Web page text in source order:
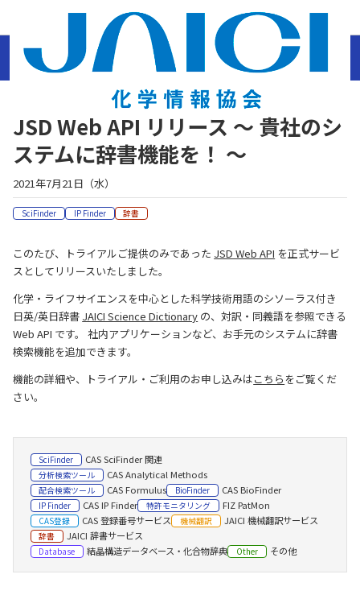
ホーム 製品情報 2021年
JSD Web API リリース ～ 貴社のシステムに
辞書機能を！ ～
JSD Web API リリース ～ 貴社のシ
ステムに辞書機能を！ ～
2021年7月21日（水）
SciFinder IP Finder 辞書
このたび、トライアルご提供のみであった JSD Web API を正式サービ
スとしてリリースいたしました。
化学・ライフサイエンスを中心とした科学技術用語のシソーラス付き
日英/英日辞書 JAICI Science Dictionary の、対訳・同義語を参照できる
Web API です。 社内アプリケーションなど、お手元のシステムに辞書
検索機能を追加できます。
機能の詳細や、トライアル・ご利用のお申し込みはこちら をご覧くだ
さい。
SciFinder CAS SciFinder 関連
分析検索ツール CAS Analytical Methods
配合検索ツール CAS Formulus BioFinder CAS BioFinder
IP Finder CAS IP Finder 特許モニタリング FIZ PatMon
CAS登録 CAS 登録番号サービス 機械翻訳 JAICI 機械翻訳サービス
辞書 JAICI 辞書サービス
Database 結晶構造データベース・化合物辞典 Other その他